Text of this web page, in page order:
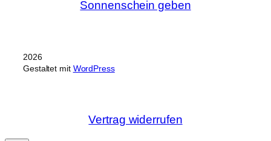
Sonnenschein geben
2026
Gestaltet mit WordPress
Vertrag widerrufen